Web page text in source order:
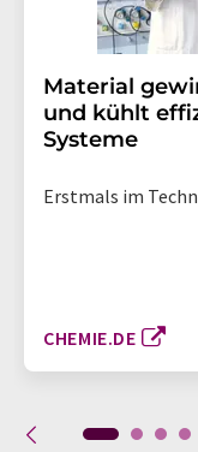
Material
und kühlt
Systeme
Erstmals im
CHEMIE.DE